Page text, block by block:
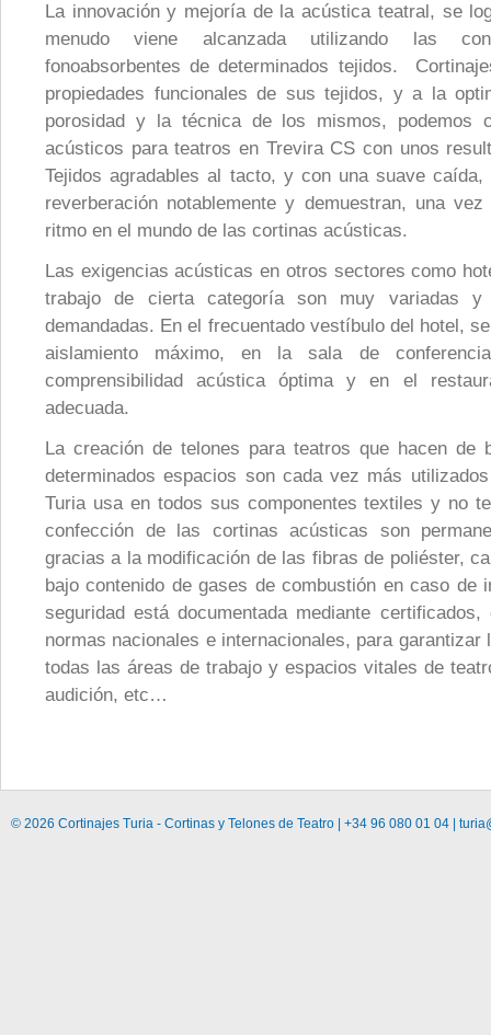
La innovación y mejoría de la acústica teatral, se
menudo viene alcanzada utilizando las
fonoabsorbentes de determinados tejidos.
propiedades funcionales de sus tejidos, y a la
porosidad y la técnica de los mismos, podemos
acústicos para teatros en Trevira CS con unos
Tejidos agradables al tacto, y con una suave
reverberación notablemente y demuestran, una
ritmo en el mundo de las cortinas acústicas.
Las exigencias acústicas en otros sectores como
trabajo de cierta categoría son muy variadas
demandadas. En el frecuentado vestíbulo del hotel,
aislamiento máximo, en la sala de
comprensibilidad acústica óptima y en el
adecuada.
La creación de telones para teatros que hacen de
determinados espacios son cada vez más
Turia usa en todos sus componentes textiles y no
confección de las cortinas acústicas son
gracias a la modificación de las fibras de poliéster,
bajo contenido de gases de combustión en caso de
seguridad está documentada mediante
normas nacionales e internacionales, para garantizar
todas las áreas de trabajo y espacios vitales de
audición, etc…
© 2026 Cortinajes Turia - Cortinas y Telones de Teatro | +34 96 080 01 04 |